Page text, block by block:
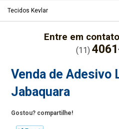
Tecidos Kevlar
Entre em
(11)
Venda de Adesivo
Jabaquara
Gostou? compartilhe!